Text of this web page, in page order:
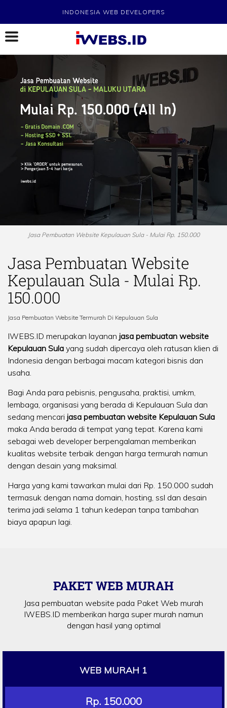
INDONESIA WEB DEVELOPERS
Jasa Pembuatan Website Kepulauan Sula - Mulai Rp. 150.000
Jasa Pembuatan Website
Kepulauan Sula - Mulai Rp.
150.000
Jasa Pembuatan Website Termurah Di Kepulauan Sula
IWEBS.ID merupakan layanan jasa pembuatan website
Kepulauan Sula yang sudah dipercaya oleh ratusan klien di
Indonesia dengan berbagai macam kategori bisnis dan
usaha.
Bagi Anda para pebisnis, pengusaha, praktisi, umkm,
lembaga, organisasi yang berada di Kepulauan Sula dan
sedang mencari jasa pembuatan website Kepulauan Sula
maka Anda berada di tempat yang tepat. Karena kami
sebagai web developer berpengalaman memberikan
kualitas website terbaik dengan harga termurah namun
dengan desain yang maksimal.
Harga yang kami tawarkan mulai dari Rp. 150.000 sudah
termasuk dengan nama domain, hosting, ssl dan desain
terima jadi selama 1 tahun kedepan tanpa tambahan
biaya apapun lagi.
PAKET WEB MURAH
Jasa pembuatan website pada Paket Web murah
IWEBS.ID memberikan harga super murah namun
dengan hasil yang optimal
WEB MURAH 1
Rp. 150.000